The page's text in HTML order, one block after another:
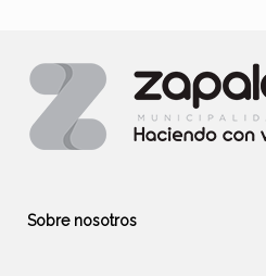
Sobre nosotros